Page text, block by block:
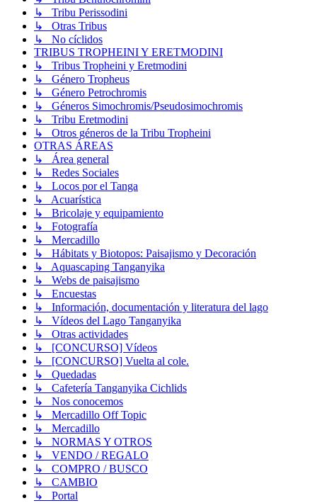
↳ Tribu Perissodini
↳ Otras Tribus
↳ No cíclidos
TRIBUS TROPHEINI Y ERETMODINI
↳ Tribus Tropheini y Eretmodini
↳ Género Tropheus
↳ Género Petrochromis
↳ Géneros Simochromis/Pseudosimochromis
↳ Tribu Eretmodini
↳ Otros géneros de la Tribu Tropheini
OTRAS ÁREAS
↳ Área general
↳ Redes Sociales
↳ Locos por el Tanga
↳ Acuarística
↳ Bricolaje y equipamiento
↳ Fotografía
↳ Mercadillo
↳ Hábitats y Biotopos: Paisajismo y Decoración
↳ Aquascaping Tanganyika
↳ Webs de paisajismo
↳ Encuestas
↳ Información, documentación y literatura del lago
↳ Vídeos del Lago Tanganyika
↳ Otras actividades
↳ [CONCURSO] Vídeos
↳ [CONCURSO] Vuelta al cole.
↳ Quedadas
↳ Cafetería Tanganyika Cichlids
↳ Nos conocemos
↳ Mercadillo Off Topic
↳ Mercadillo
↳ NORMAS Y OTROS
↳ VENDO / REGALO
↳ COMPRO / BUSCO
↳ CAMBIO
↳ Portal